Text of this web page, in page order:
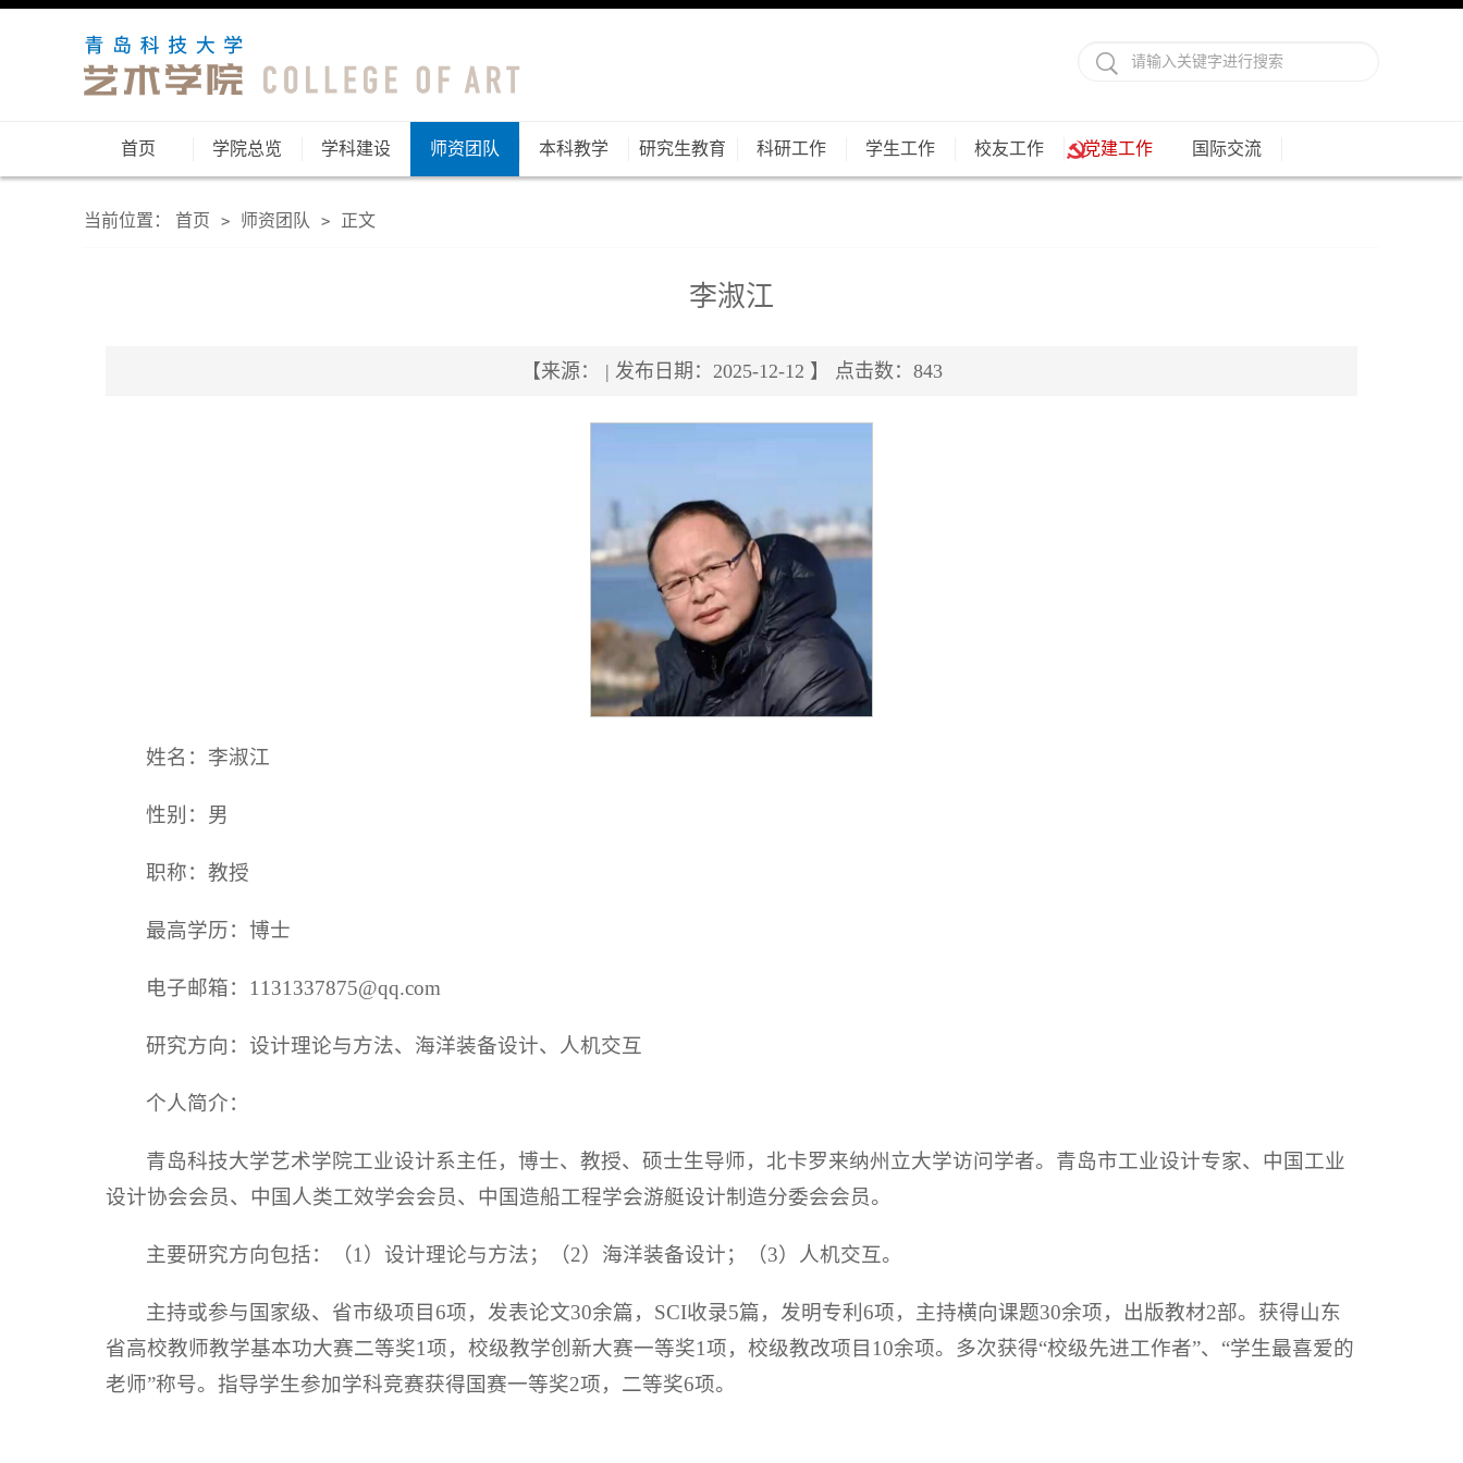
首页 学院总览 学科建设 师资团队 本科教学 研究生教育 科研工作 学生工作 校友工作 党建工作 国际交流
当前位置： 首页 > 师资团队 > 正文
李淑江
【来源： | 发布日期：2025-12-12 】 点击数： 843
姓名：李淑江
性别：男
职称：教授
最高学历：博士
电子邮箱：1131337875@qq.com
研究方向：设计理论与方法、海洋装备设计、人机交互
个人简介：
青岛科技大学艺术学院工业设计系主任，博士、教授、硕士生导师，北卡罗来纳州立大学访问学者。青岛市工业设计专家、中国工业
设计协会会员、中国人类工效学会会员、中国造船工程学会游艇设计制造分委会会员。
主要研究方向包括：（1）设计理论与方法；（2）海洋装备设计；（3）人机交互。
主持或参与国家级、省市级项目6项，发表论文30余篇，SCI收录5篇，发明专利6项，主持横向课题30余项，出版教材2部。获得山东
省高校教师教学基本功大赛二等奖1项，校级教学创新大赛一等奖1项，校级教改项目10余项。多次获得“校级先进工作者”、“学生最喜爱的
老师”称号。指导学生参加学科竞赛获得国赛一等奖2项，二等奖6项。